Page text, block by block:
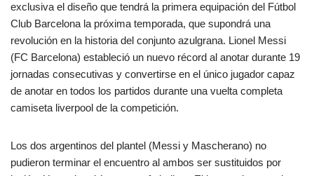
exclusiva el diseño que tendrá la primera equipación del Fútbol
Club Barcelona la próxima temporada, que supondrá una
revolución en la historia del conjunto azulgrana. Lionel Messi
(FC Barcelona) estableció un nuevo récord al anotar durante 19
jornadas consecutivas y convertirse en el único jugador capaz
de anotar en todos los partidos durante una vuelta completa
camiseta liverpool de la competición.
Los dos argentinos del plantel (Messi y Mascherano) no
pudieron terminar el encuentro al ambos ser sustituidos por